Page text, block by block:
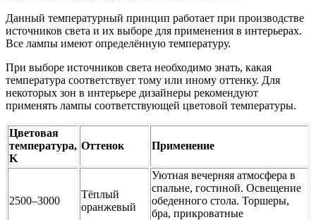
Данный температурный принцип работает при производстве
источников света и их выборе для применения в интерьерах.
Все лампы имеют определённую температуру.
При выборе источников света необходимо знать, какая
температура соответствует тому или иному оттенку. Для
некоторых зон в интерьере дизайнеры рекомендуют
применять лампы соответствующей цветовой температуры.
Цветовая
температура,
K
Оттенок Применение
2500–3000
Тёплый
оранжевый
Уютная вечерняя атмосфера в
спальне, гостиной. Освещение
обеденного стола. Торшеры,
бра, прикроватные